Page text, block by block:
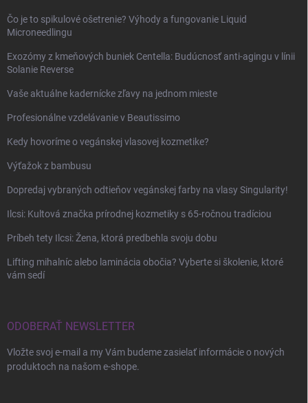
Čo je to spikulové ošetrenie? Výhody a fungovanie Liquid
Microneedlingu
Exozómy z kmeňových buniek Centella: Budúcnosť anti-agingu v línii
Solanie Reverse
Vaše aktuálne kadernícke zľavy na jednom mieste
Profesionálne vzdelávanie v Beautissimo
Kedy hovoríme o vegánskej vlasovej kozmetike?
Výťažok z bambusu
Dopredaj vybraných odtieňov vegánskej farby na vlasy Singularity!
Ilcsi: Kultová značka prírodnej kozmetiky s 65-ročnou tradíciou
Príbeh tety Ilcsi: Žena, ktorá predbehla svoju dobu
Lifting mihalníc alebo laminácia obočia? Vyberte si školenie, ktoré
vám sedí
ODOBERAŤ NEWSLETTER
Vložte svoj e-mail a my Vám budeme zasielať informácie o nových
produktoch na našom e-shope.